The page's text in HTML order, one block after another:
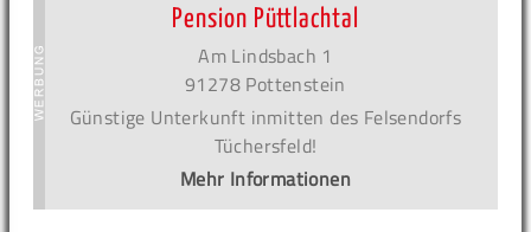
Pension Püttlachtal
Am Lindsbach 1
91278 Pottenstein
Günstige Unterkunft inmitten des Felsendorfs
Tüchersfeld!
Mehr Informationen